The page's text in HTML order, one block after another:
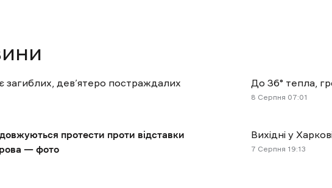
загиблих, дев’ятеро постраждалих До 36° тепла,
8 Cерпня 07:01
протести проти відставки
— фото
Вихідні у
7 Cерпня 19:13